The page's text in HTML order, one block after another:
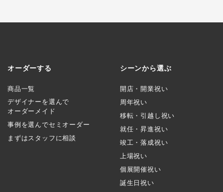
オーダーする
商品一覧
デザイナーを選んで
オーダーメイド
事例を選んでセミオーダー
まずはスタッフに相談
シーンから選ぶ
開店・開業祝い
周年祝い
移転・引越し祝い
就任・昇進祝い
竣工・落成祝い
上場祝い
個展開催祝い
誕生日祝い